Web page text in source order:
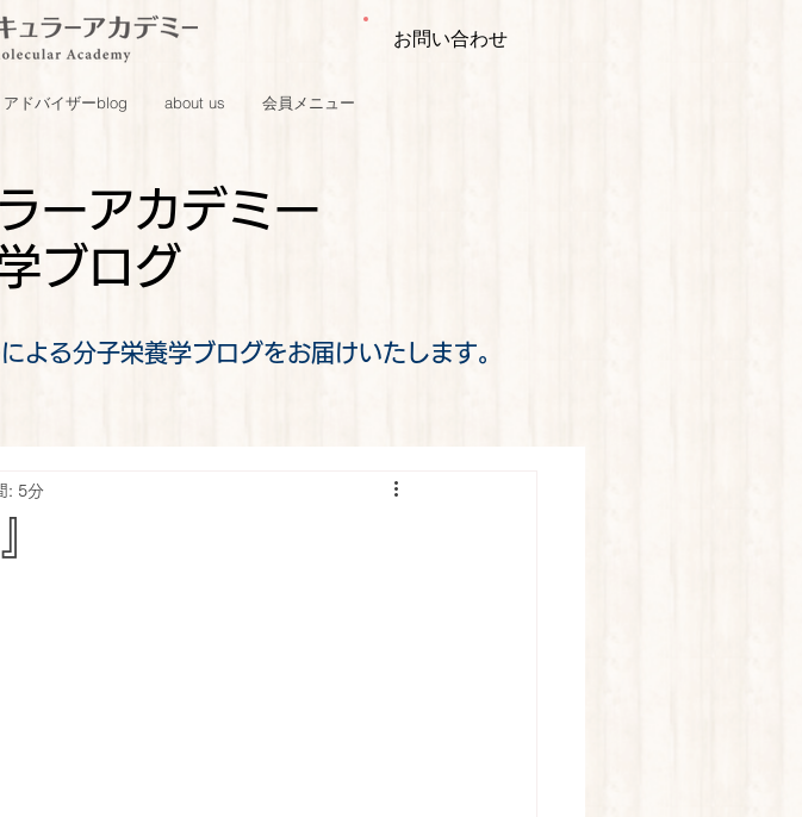
お問い合わせ
アドバイザーblog about us 会員メニュー
ーアカデミー
ブログ
よる分子栄養学ブログをお届けいたします。
: 5分